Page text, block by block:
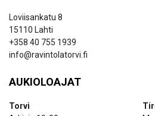
Loviisankatu 8
15110 Lahti
+358 40 755 1939
info@ravintolatorvi.fi
AUKIOLOAJAT
Torvi